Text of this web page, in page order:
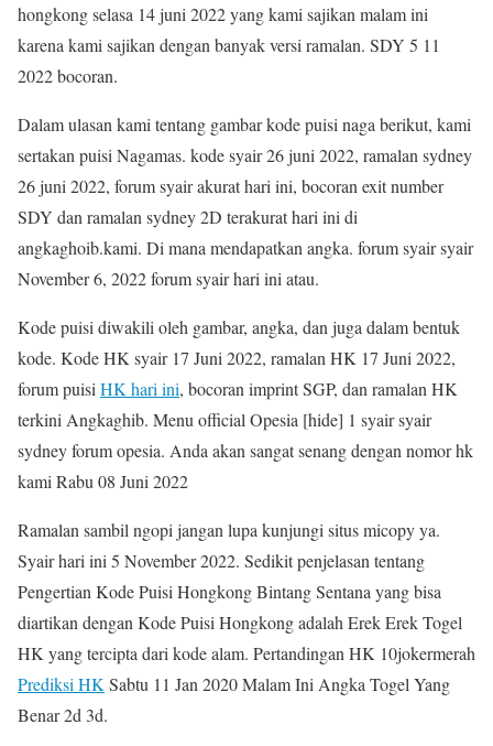
hongkong selasa 14 juni 2022 yang kami sajikan malam ini
karena kami sajikan dengan banyak versi ramalan. SDY 5 11
2022 bocoran.
Dalam ulasan kami tentang gambar kode puisi naga berikut, kami
sertakan puisi Nagamas. kode syair 26 juni 2022, ramalan sydney
26 juni 2022, forum syair akurat hari ini, bocoran exit number
SDY dan ramalan sydney 2D terakurat hari ini di
angkaghoib.kami. Di mana mendapatkan angka. forum syair syair
November 6, 2022 forum syair hari ini atau.
Kode puisi diwakili oleh gambar, angka, dan juga dalam bentuk
kode. Kode HK syair 17 Juni 2022, ramalan HK 17 Juni 2022,
forum puisi HK hari ini, bocoran imprint SGP, dan ramalan HK
terkini Angkaghib. Menu official Opesia [hide] 1 syair syair
sydney forum opesia. Anda akan sangat senang dengan nomor hk
kami Rabu 08 Juni 2022
Ramalan sambil ngopi jangan lupa kunjungi situs micopy ya.
Syair hari ini 5 November 2022. Sedikit penjelasan tentang
Pengertian Kode Puisi Hongkong Bintang Sentana yang bisa
diartikan dengan Kode Puisi Hongkong adalah Erek Erek Togel
HK yang tercipta dari kode alam. Pertandingan HK 10jokermerah
Prediksi HK Sabtu 11 Jan 2020 Malam Ini Angka Togel Yang
Benar 2d 3d.